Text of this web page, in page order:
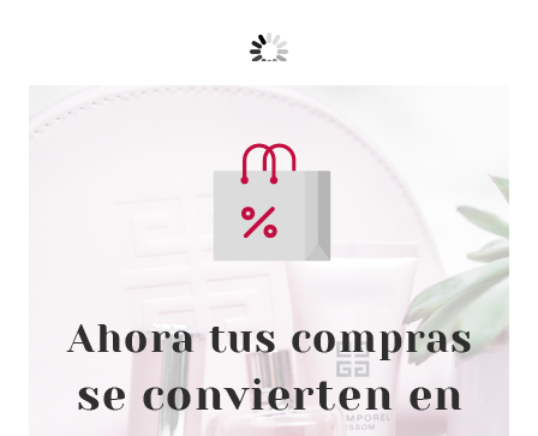
BABARIA
BABARIA LOCION CORPORAL
COLAGENO VEGANO 400 ML
desde